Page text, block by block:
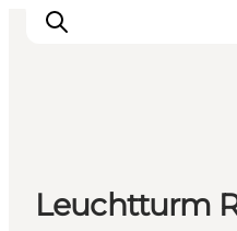
Events
Erlebnisse
Leuchtturm